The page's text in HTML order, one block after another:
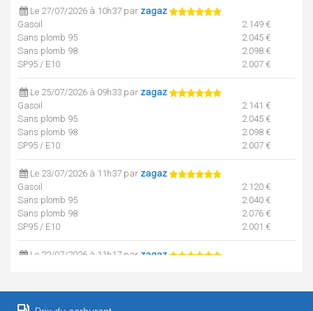
Le 27/07/2026 à 10h37 par zagaz
Gasoil
2.149 €
Sans plomb 95
2.045 €
Sans plomb 98
2.098 €
SP95 / E10
2.007 €
Le 25/07/2026 à 09h33 par zagaz
Gasoil
2.141 €
Sans plomb 95
2.045 €
Sans plomb 98
2.098 €
SP95 / E10
2.007 €
Le 23/07/2026 à 11h37 par zagaz
Gasoil
2.120 €
Sans plomb 95
2.040 €
Sans plomb 98
2.076 €
SP95 / E10
2.001 €
Le 22/07/2026 à 11h17 par zagaz
Sans plomb 98
2.055 €
SP95 / E10